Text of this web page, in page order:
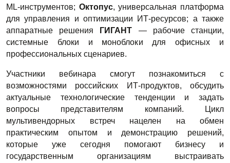
ML-инструментов; Октопус, универсальная платформа
для управления и оптимизации ИТ-ресурсов; а также
аппаратные решения
ГИГАНТ — рабочие станции,
системные блоки и моноблоки для офисных и
профессиональных сценариев.
Участники вебинара смогут познакомиться с
возможностями российских ИТ-продуктов, обсудить
актуальные технологические тенденции и задать
вопросы представителям компаний. Цикл
мультивендорных встреч нацелен на обмен
практическим опытом и демонстрацию решений,
которые уже сегодня помогают бизнесу и
государственным организациям выстраивать